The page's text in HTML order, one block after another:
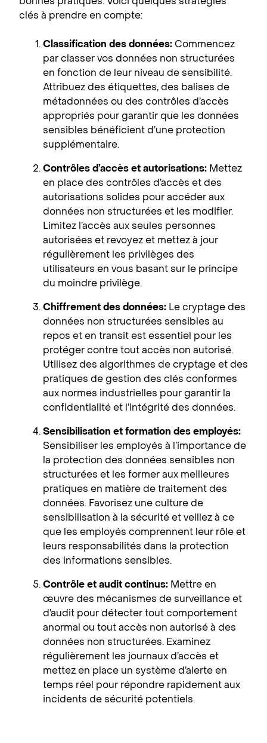
clés à prendre en compte:
Classification des données:Commencez
par classer vos données non structurées
en fonction de leur niveau de sensibilité.
Attribuez des étiquettes, des balises de
métadonnées ou des contrôles d’accès
appropriés pour garantir que les données
sensibles bénéficient d’une protection
supplémentaire.
Contrôles d’accès et autorisations: Mettez
en place des contrôles d’accès et des
autorisations solides pour accéder aux
données non structurées et les modifier.
Limitez l’accès aux seules personnes
autorisées et revoyez et mettez à jour
régulièrement les privilèges des
utilisateurs en vous basant sur le principe
du moindre privilège.
Chiffrement des données: Le cryptage des
données non structurées sensibles au
repos et en transit est essentiel pour les
protéger contre tout accès non autorisé.
Utilisez des algorithmes de cryptage et des
pratiques de gestion des clés conformes
aux normes industrielles pour garantir la
confidentialité et l’intégrité des données.
Sensibilisation et formation des employés:
Sensibiliser les employés à l’importance de
la protection des données sensibles non
structurées et les former aux meilleures
pratiques en matière de traitement des
données. Favorisez une culture de
sensibilisation à la sécurité et veillez à ce
que les employés comprennent leur rôle et
leurs responsabilités dans la protection
des informations sensibles.
Contrôle et audit continus: Mettre en
œuvre des mécanismes de surveillance et
d’audit pour détecter tout comportement
anormal ou tout accès non autorisé à des
données non structurées. Examinez
régulièrement les journaux d’accès et
mettez en place un système d’alerte en
temps réel pour répondre rapidement aux
incidents de sécurité potentiels.